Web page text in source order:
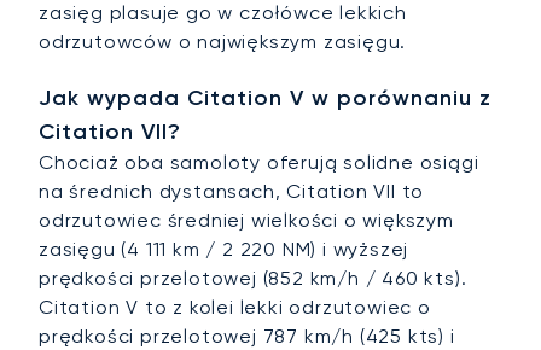
zasięg plasuje go w czołówce lekkich
odrzutowców o największym zasięgu.
Jak wypada Citation V w porównaniu z
Citation VII?
Chociaż oba samoloty oferują solidne osiągi
na średnich dystansach, Citation VII to
odrzutowiec średniej wielkości o większym
zasięgu (4 111 km / 2 220 NM) i wyższej
prędkości przelotowej (852 km/h / 460 kts).
Citation V to z kolei lekki odrzutowiec o
prędkości przelotowej 787 km/h (425 kts) i